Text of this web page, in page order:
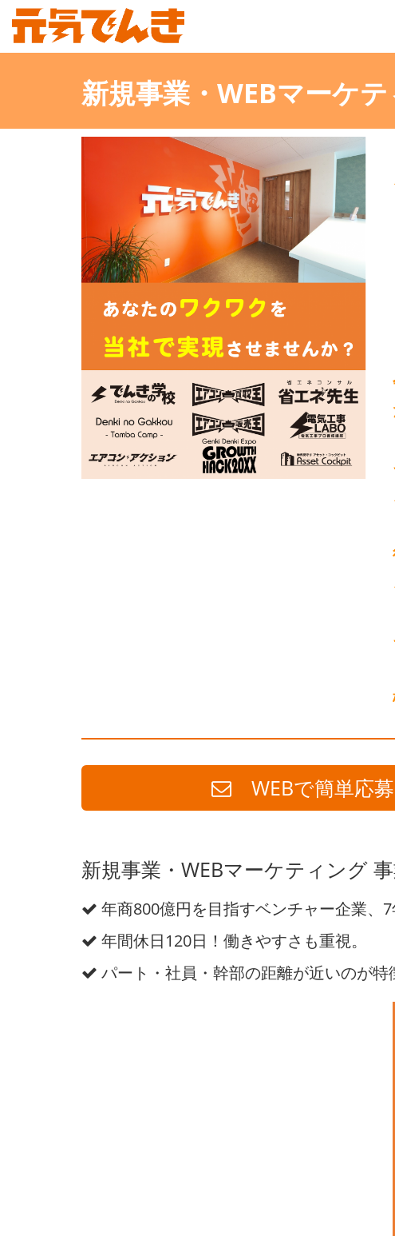
新規事業・WEBマーケ
WEBで簡単応募
新規事業・WEBマーケティング
年商800億円を目指すベンチャー企業、7
年間休日120日！働きやすさも重視。
パート・社員・幹部の距離が近いのが特